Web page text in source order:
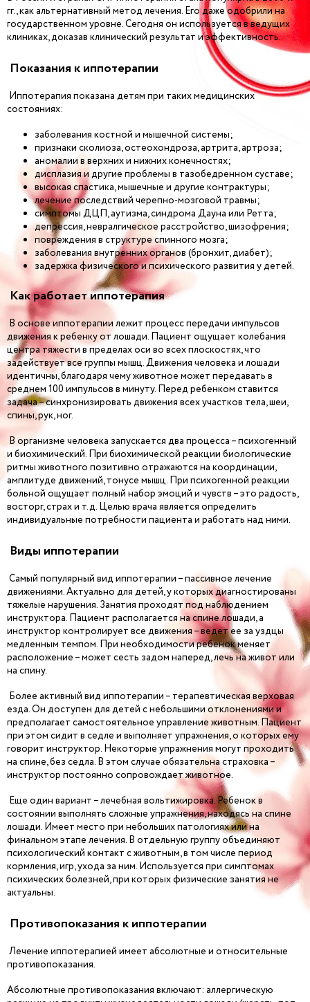
гг., как альтернативный метод лечения. Его даже одобрили на
государственном уровне. Сегодня он используется в ведущих
клиниках, доказав клинический результат и эффективность.
Показания к иппотерапии
Иппотерапия показана детям при таких медицинских
состояниях:
заболевания костной и мышечной системы;
признаки сколиоза, остеохондроза, артрита, артроза;
аномалии в верхних и нижних конечностях;
дисплазия и другие проблемы в тазобедренном суставе;
высокая спастика, мышечные и другие контрактуры;
лечение последствий черепно-мозговой травмы;
симптомы ДЦП, аутизма, синдрома Дауна или Ретта;
депрессия, невралгическое расстройство, шизофрения;
повреждения в структуре спинного мозга;
заболевания внутренних органов (бронхит, диабет);
задержка физического и психического развития у детей.
Как работает иппотерапия
В основе иппотерапии лежит процесс передачи импульсов
движения к ребенку от лошади. Пациент ощущает колебания
центра тяжести в пределах оси во всех плоскостях, что
задействует все группы мышц. Движения человека и лошади
идентичны, благодаря чему животное может передавать в
среднем 100 импульсов в минуту. Перед ребенком ставится
задача – синхронизировать движения всех участков тела, шеи,
спины, рук, ног.
В организме человека запускается два процесса – психогенный
и биохимический. При биохимической реакции биологические
ритмы животного позитивно отражаются на координации,
амплитуде движений, тонусе мышц. При психогенной реакции
больной ощущает полный набор эмоций и чувств – это радость,
восторг, страх и т.д. Целью врача является определить
индивидуальные потребности пациента и работать над ними.
Виды иппотерапии
Самый популярный вид иппотерапии – пассивное лечение
движениями. Актуально для детей, у которых диагностированы
тяжелые нарушения. Занятия проходят под наблюдением
инструктора. Пациент располагается на спине лошади, а
инструктор контролирует все движения – ведет ее за уздцы
медленным темпом. При необходимости ребенок меняет
расположение – может сесть задом наперед, лечь на живот или
на спину.
Более активный вид иппотерапии – терапевтическая верховая
езда. Он доступен для детей с небольшими отклонениями и
предполагает самостоятельное управление животным. Пациент
при этом сидит в седле и выполняет упражнения, о которых ему
говорит инструктор. Некоторые упражнения могут проходить
на спине, без седла. В этом случае обязательна страховка –
инструктор постоянно сопровождает животное.
Еще один вариант – лечебная вольтижировка. Ребенок в
состоянии выполнять сложные упражнения, находясь на спине
лошади. Имеет место при небольших патологиях или на
финальном этапе лечения. В отдельную группу объединяют
психологический контакт с животным, в том числе период
кормления, игр, ухода за ним. Используется при симптомах
психических болезней, при которых физические занятия не
актуальны.
Противопоказания к иппотерапии
Лечение иппотерапией имеет абсолютные и относительные
противопоказания.
Абсолютные противопоказания включают: аллергическую